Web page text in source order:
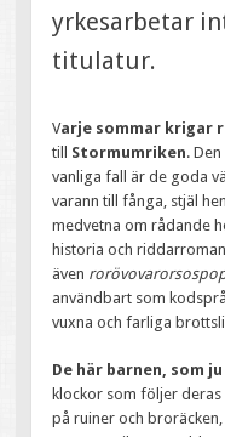
yrkesarbetar
titulatur.
Varje sommar krigar
till Stormumriken.
vanliga fall är de goda
varann till fånga, stjäl
medvetna om rådande
historia och
även
användbart som
vuxna och farliga
De här barnen, som
klockor som följer deras
på ruiner och